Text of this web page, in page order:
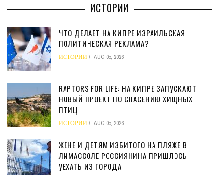
ИСТОРИИ
ЧТО ДЕЛАЕТ НА КИПРЕ ИЗРАИЛЬСКАЯ
ПОЛИТИЧЕСКАЯ РЕКЛАМА?
ИСТОРИИ AUG 05, 2026
RAPTORS FOR LIFE: НА КИПРЕ ЗАПУСКАЮТ
НОВЫЙ ПРОЕКТ ПО СПАСЕНИЮ ХИЩНЫХ
ПТИЦ
ИСТОРИИ AUG 05, 2026
ЖЕНЕ И ДЕТЯМ ИЗБИТОГО НА ПЛЯЖЕ В
ЛИМАССОЛЕ РОССИЯНИНА ПРИШЛОСЬ
УЕХАТЬ ИЗ ГОРОДА